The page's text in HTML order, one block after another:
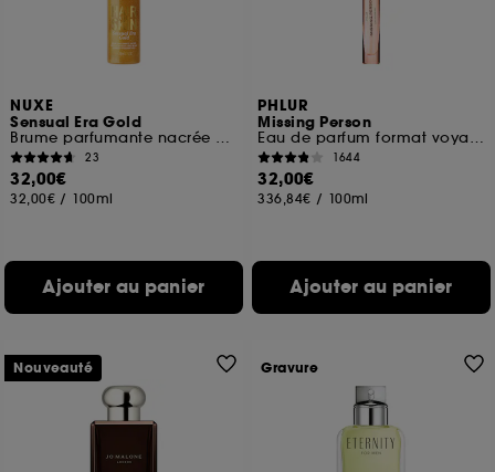
NUXE
Sensual Era Gold
Brume parfumante nacrée corps et cheveux
23
32,00€
32,00€ / 100ml
Ajouter au panier
PHLUR
Missing Person
Eau de parfum format voyage
1644
32,00€
336,84€ / 100ml
Ajouter au panier
Nouveauté Gravure